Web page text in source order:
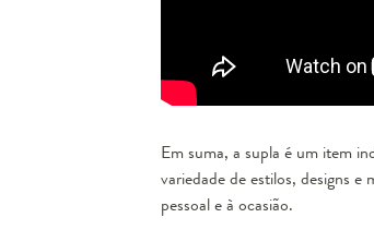
Em suma, a supla é um item
variedade de estilos, designs e
pessoal e à ocasião.